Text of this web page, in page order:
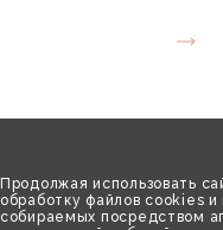
Продолжая использовать
обработку файлов cookies и
собираемых посредством